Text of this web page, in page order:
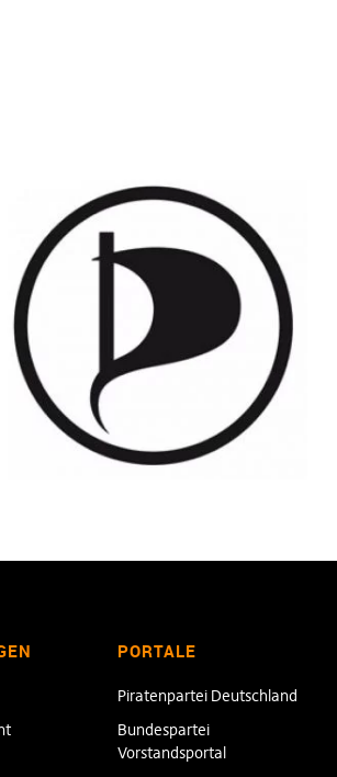
PORTALE
Piratenpartei Deutschland
Bundespartei
Vorstandsportal